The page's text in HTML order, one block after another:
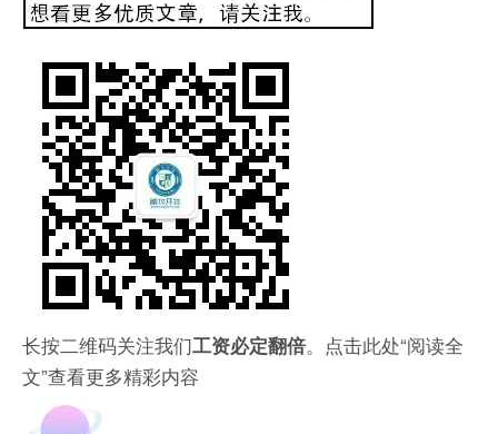
长按二维码关注我们工资必定翻倍。点击此处“阅读全
文”查看更多精彩内容